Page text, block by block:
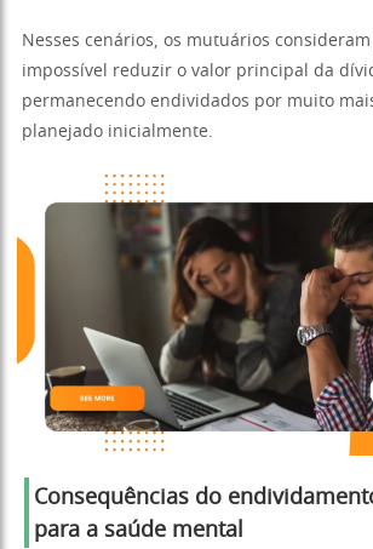
Nesses cenários, os mutuários
impossível reduzir o valor principal da
permanecendo endividados por muito
planejado inicialmente.
Consequências do
para a saúde mental